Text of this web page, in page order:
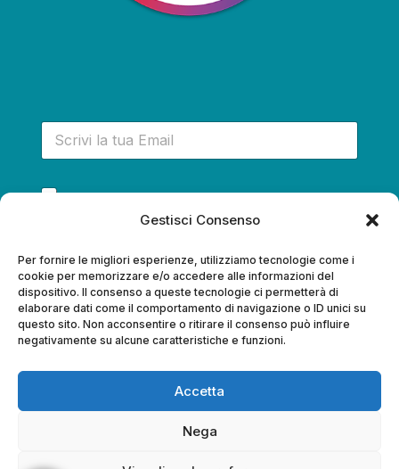
Gestisci Consenso
Per fornire le migliori esperienze, utilizziamo tecnologie come i
cookie per memorizzare e/o accedere alle informazioni del
dispositivo. Il consenso a queste tecnologie ci permetterà di
elaborare dati come il comportamento di navigazione o ID unici su
questo sito. Non acconsentire o ritirare il consenso può influire
negativamente su alcune caratteristiche e funzioni.
Accetta
Nega
E
m
iP
a
c
y
*
Acconsento a ricevere via e-mail informazioni,
aggiornamenti e promozioni
Iscriviti alla newsletter!
Copyright © 2025 Mama Dunia Travel di
garanzia fondo vacanze felici - LICENZA NR. 477 - RC